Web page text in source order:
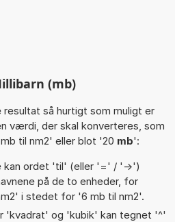
(mb)
så hurtigt som muligt er
værdi, der skal konverteres, som
til nm2' eller blot '20 mb':
ordet 'til' (eller '=' / '->')
på de to enheder, for
i stedet for '6 mb til nm2'.
'kvadrat' og 'kubik' kan tegnet '^'